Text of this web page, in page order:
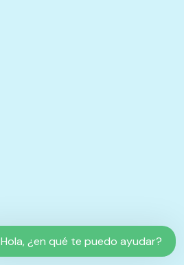
Hola, ¿en qué te puedo ayudar?